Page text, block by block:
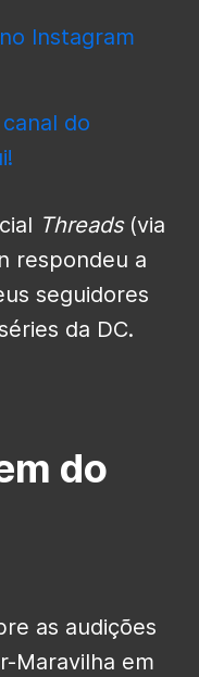
Instagram
do
Threads(via
respondeu a
seguidores
da DC.
do
as audições
Maravilha em